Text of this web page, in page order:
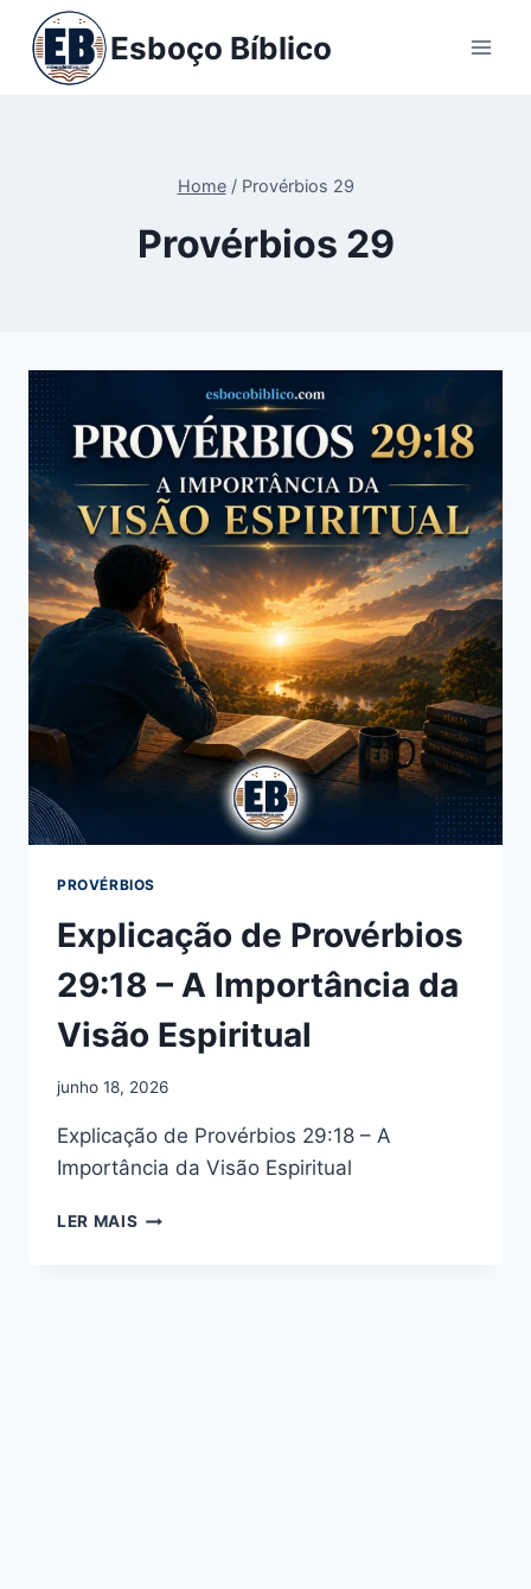
Pular
para
Esboço Bíblico
Home / Provérbios 29
Provérbios 29
PROVÉRBIOS
Explicação de Provérbios
29:18 – A Importância da
Visão Espiritual
junho 18, 2026
Explicação de Provérbios 29:18 – A
Importância da Visão Espiritual
LER MAIS EXPLICAÇÃO